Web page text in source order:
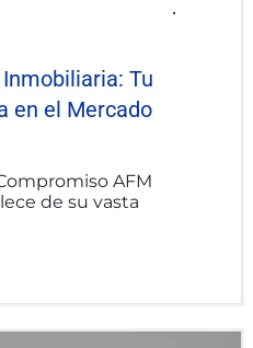
Tu
en el Mercado
AFM
de su vasta